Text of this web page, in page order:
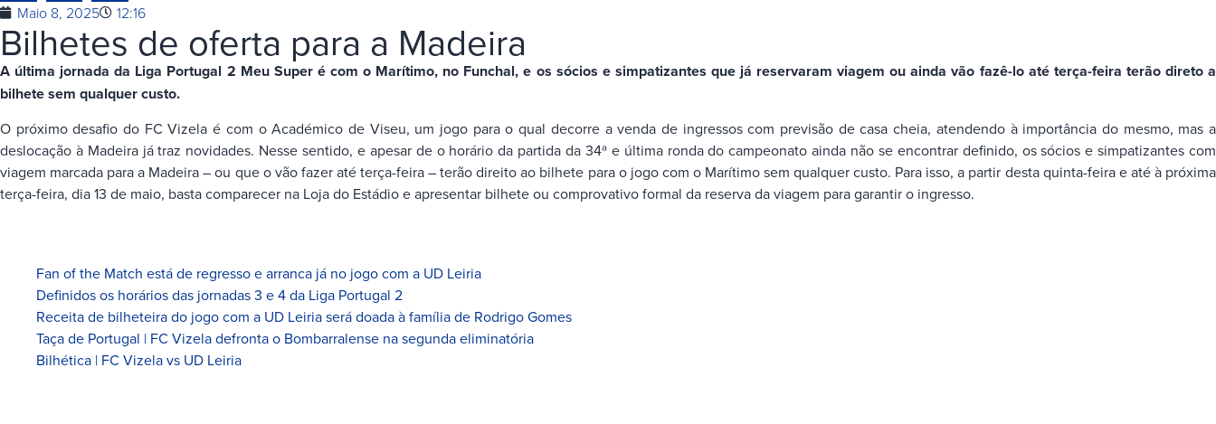
Maio 8, 2025 12:16
Bilhetes de oferta para a Madeira
A última jornada da Liga Portugal 2 Meu Super é com o Marítimo, no Funchal, e os sócios e simpatizantes que já reservaram viagem ou ainda vão fazê-lo até terça-feira terão direto a
bilhete sem qualquer custo.
O próximo desafio do FC Vizela é com o Académico de Viseu, um jogo para o qual decorre a venda de ingressos com previsão de casa cheia, atendendo à importância do mesmo, mas a
deslocação à Madeira já traz novidades. Nesse sentido, e apesar de o horário da partida da 34ª e última ronda do campeonato ainda não se encontrar definido, os sócios e simpatizantes com
viagem marcada para a Madeira – ou que o vão fazer até terça-feira – terão direito ao bilhete para o jogo com o Marítimo sem qualquer custo. Para isso, a partir desta quinta-feira e até à próxima
terça-feira, dia 13 de maio, basta comparecer na Loja do Estádio e apresentar bilhete ou comprovativo formal da reserva da viagem para garantir o ingresso.
Fan of the Match está de regresso e arranca já no jogo com a UD Leiria
Definidos os horários das jornadas 3 e 4 da Liga Portugal 2
Receita de bilheteira do jogo com a UD Leiria será doada à família de Rodrigo Gomes
Taça de Portugal | FC Vizela defronta o Bombarralense na segunda eliminatória
Bilhética | FC Vizela vs UD Leiria